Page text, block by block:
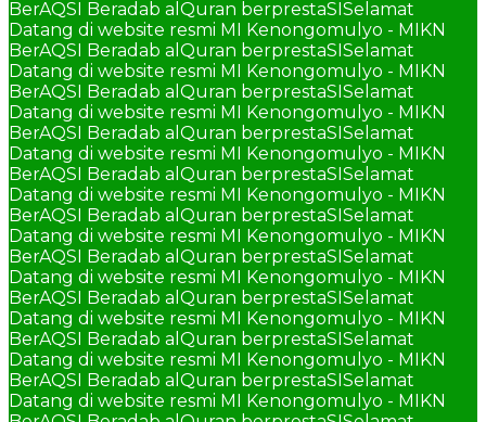
BerAQSI Beradab alQuran berprestaSISelamat
Datang di website resmi MI Kenongomulyo - MIKN
BerAQSI Beradab alQuran berprestaSISelamat
Datang di website resmi MI Kenongomulyo - MIKN
BerAQSI Beradab alQuran berprestaSISelamat
Datang di website resmi MI Kenongomulyo - MIKN
BerAQSI Beradab alQuran berprestaSISelamat
Datang di website resmi MI Kenongomulyo - MIKN
BerAQSI Beradab alQuran berprestaSISelamat
Datang di website resmi MI Kenongomulyo - MIKN
BerAQSI Beradab alQuran berprestaSISelamat
Datang di website resmi MI Kenongomulyo - MIKN
BerAQSI Beradab alQuran berprestaSISelamat
Datang di website resmi MI Kenongomulyo - MIKN
BerAQSI Beradab alQuran berprestaSISelamat
Datang di website resmi MI Kenongomulyo - MIKN
BerAQSI Beradab alQuran berprestaSISelamat
Datang di website resmi MI Kenongomulyo - MIKN
BerAQSI Beradab alQuran berprestaSISelamat
Datang di website resmi MI Kenongomulyo - MIKN